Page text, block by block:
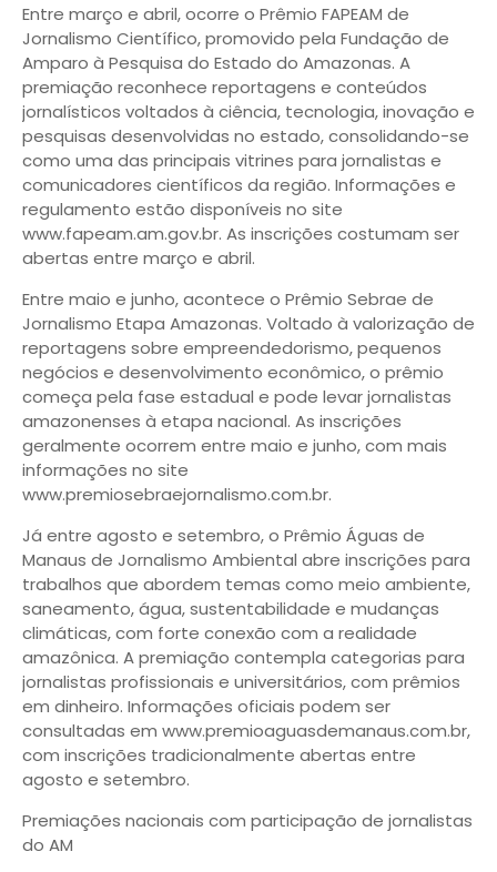
Entre março e abril, ocorre o Prêmio FAPEAM de
Jornalismo Científico, promovido pela Fundação de
Amparo à Pesquisa do Estado do Amazonas. A
premiação reconhece reportagens e conteúdos
jornalísticos voltados à ciência, tecnologia, inovação e
pesquisas desenvolvidas no estado, consolidando-se
como uma das principais vitrines para jornalistas e
comunicadores científicos da região. Informações e
regulamento estão disponíveis no site
www.fapeam.am.gov.br. As inscrições costumam ser
abertas entre março e abril.
Entre maio e junho, acontece o Prêmio Sebrae de
Jornalismo Etapa Amazonas. Voltado à valorização de
reportagens sobre empreendedorismo, pequenos
negócios e desenvolvimento econômico, o prêmio
começa pela fase estadual e pode levar jornalistas
amazonenses à etapa nacional. As inscrições
geralmente ocorrem entre maio e junho, com mais
informações no site
www.premiosebraejornalismo.com.br.
Já entre agosto e setembro, o Prêmio Águas de
Manaus de Jornalismo Ambiental abre inscrições para
trabalhos que abordem temas como meio ambiente,
saneamento, água, sustentabilidade e mudanças
climáticas, com forte conexão com a realidade
amazônica. A premiação contempla categorias para
jornalistas profissionais e universitários, com prêmios
em dinheiro. Informações oficiais podem ser
consultadas em www.premioaguasdemanaus.com.br,
com inscrições tradicionalmente abertas entre
agosto e setembro.
Premiações nacionais com participação de jornalistas
do AM